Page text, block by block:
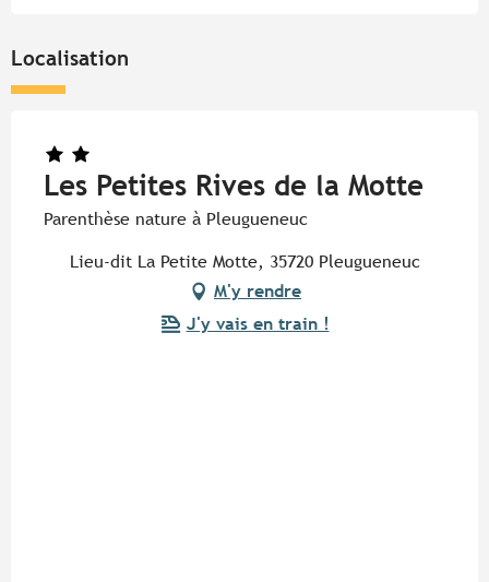
Localisation
Les Petites Rives de la Motte
Parenthèse nature à Pleugueneuc
Lieu-dit La Petite Motte, 35720 Pleugueneuc
M'y rendre
J'y vais en train !